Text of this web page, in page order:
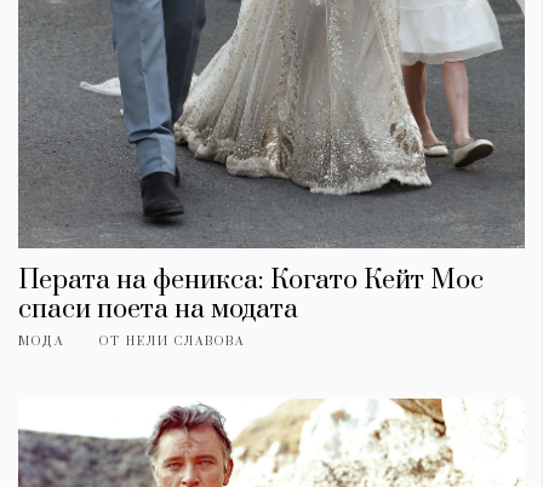
Перата на феникса: Когато Кейт Мос
спаси поета на модата
МОДА ОТ НЕЛИ СЛАВОВА